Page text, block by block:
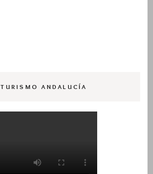
TURISMO ANDALUCÍA